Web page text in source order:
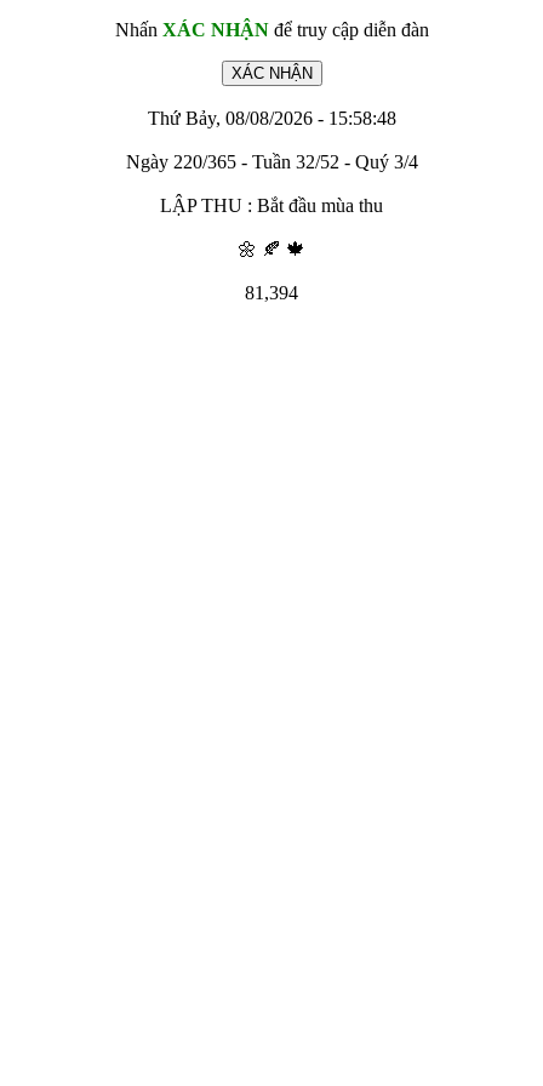
Nhấn XÁC NHẬNđể truy cập diễn đàn
Thứ Bảy, 08/08/2026 - 15:58:48
Ngày 220/365 - Tuần 32/52 - Quý 3/4
LẬP THU : Bắt đầu mùa thu
🌼 🍂 🍁
81,394